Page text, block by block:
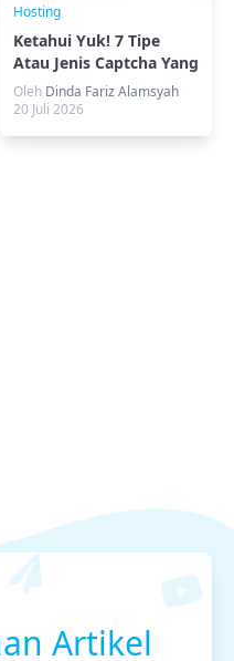
Hosting
Ketahui Yuk! 7 Tipe
Atau Jenis Captcha Yang
Bisa Dipilih
Oleh Dinda Fariz Alamsyah
20 Juli 2026
Artikel